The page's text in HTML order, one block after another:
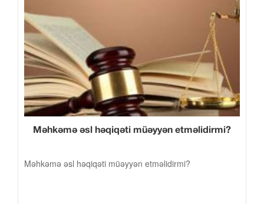
Məhkəmə əsl həqiqəti müəyyən etməlidirmi?
Məhkəmə əsl həqiqəti müəyyən etməlidirmi?